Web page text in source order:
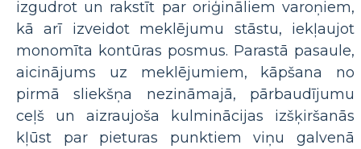
izgudrot un rakstīt par oriģināliem varoņiem,
kā arī izveidot meklējumu stāstu, iekļaujot
monomīta kontūras posmus. Parastā pasaule,
aicinājums uz meklējumiem, kāpšana no
pirmā sliekšņa nezināmajā, pārbaudījumu
ceļš un aizraujoša kulminācijas izšķiršanās
kļūst par pieturas punktiem viņu galvenā